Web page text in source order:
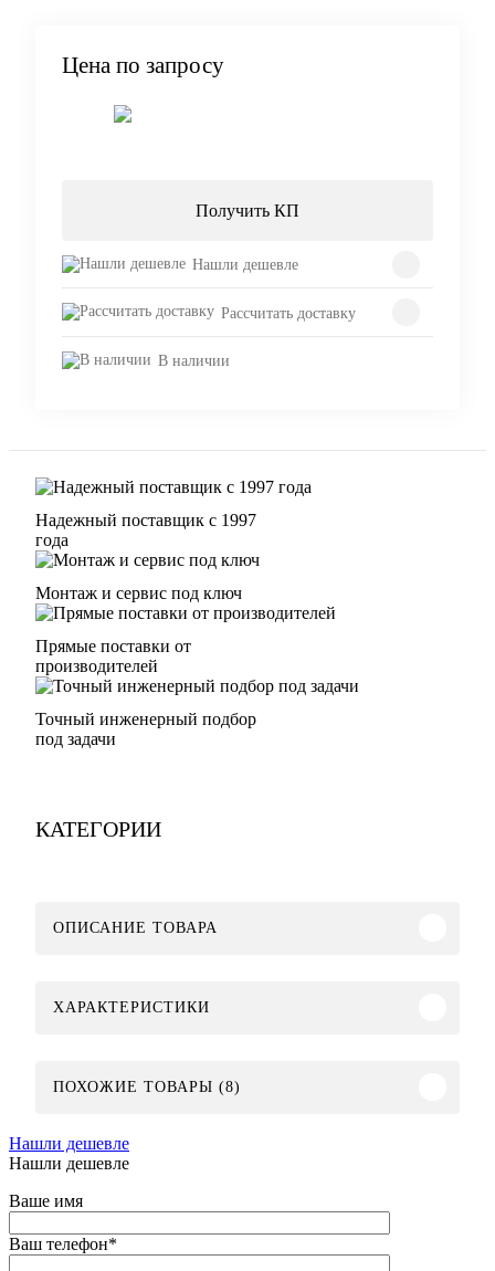
Цена по запросу
Получить КП
Нашли дешевле
Рассчитать доставку
В наличии
Надежный поставщик с 1997
года
Монтаж и сервис под ключ
Прямые поставки от
производителей
Точный инженерный подбор
под задачи
КАТЕГОРИИ
ОПИСАНИЕ ТОВАРА
ХАРАКТЕРИСТИКИ
ПОХОЖИЕ ТОВАРЫ (8)
Нашли дешевле
Нашли дешевле
Ваше имя
Ваш телефон*